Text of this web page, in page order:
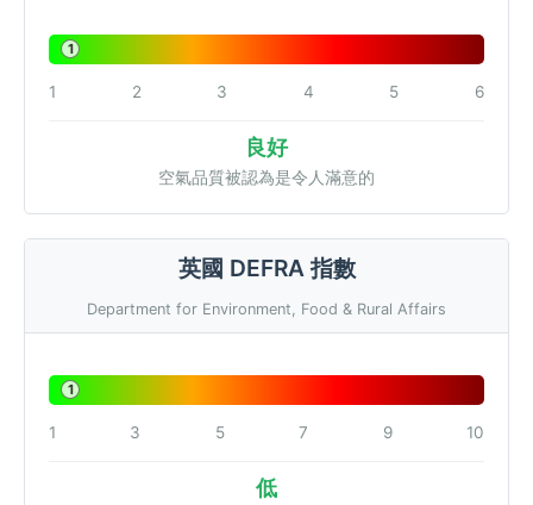
1
1 2 3 4 5 6
良好
空氣品質被認為是令人滿意的
英國 DEFRA 指數
Department for Environment, Food & Rural Affairs
1
1 3 5 7 9 10
低